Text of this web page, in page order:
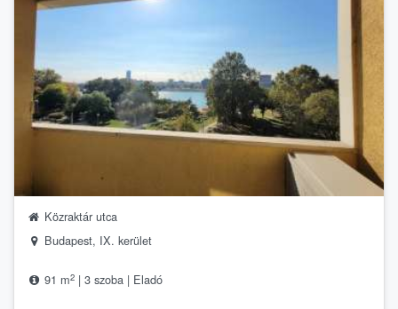
Közraktár utca
Budapest, IX. kerület
91 m2 | 3 szoba | Eladó